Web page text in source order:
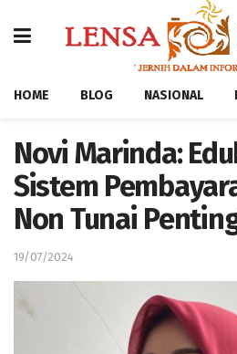
HOME BLOG NASIONAL
Novi Marinda:
Sistem
Non Tunai
19/07/2024